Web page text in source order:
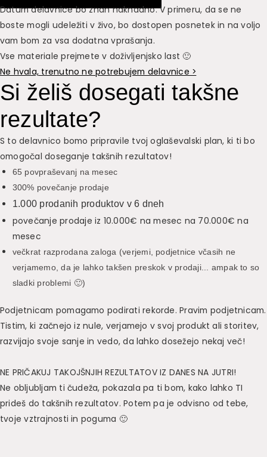
Datum delavnice bo znan naknadno. V primeru, da se ne
boste mogli udeležiti v živo, bo dostopen posnetek in na voljo
vam bom za vsa dodatna vprašanja.
Vse materiale prejmete v doživljenjsko last 🙂
Ne hvala, trenutno ne potrebujem delavnice >
Si želiš dosegati takšne
rezultate?
S to delavnico bomo pripravile tvoj oglaševalski plan, ki ti bo
omogočal doseganje takšnih rezultatov!
65 povpraševanj na mesec
300% povečanje prodaje
1.000 prodanih produktov v 6 dneh
povečanje prodaje iz 10.000€ na mesec na 70.000€ na
mesec
večkrat razprodana zaloga (verjemi, podjetnice včasih ne
verjamemo, da je lahko takšen preskok v prodaji... ampak to so
sladki problemi 🙂)
Podjetnicam pomagamo podirati rekorde. Pravim podjetnicam.
Tistim, ki začnejo iz nule, verjamejo v svoj produkt ali storitev,
razvijajo svoje sanje in vedo, da lahko dosežejo nekaj več!
NE PRIČAKUJ TAKOJŠNJIH REZULTATOV IZ DANES NA JUTRI!
Ne obljubljam ti čudeža, pokazala pa ti bom, kako lahko TI
prideš do takšnih rezultatov. Potem pa je odvisno od tebe,
tvoje vztrajnosti in poguma 🙂